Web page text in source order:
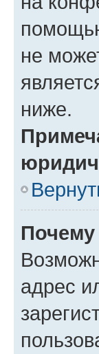
не
ниже.
Почему
адрес